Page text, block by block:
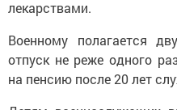
отпуск не реже одного
на пенсию после 20 лет